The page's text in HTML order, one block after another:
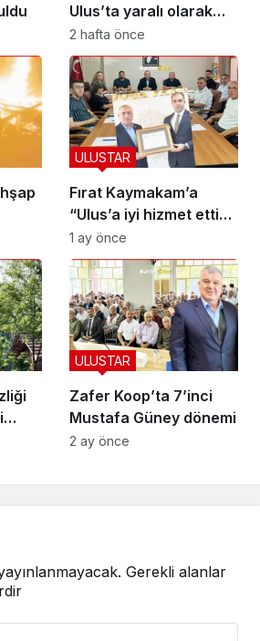
Ulus’ta yaralı olarak
kurtarıldı
2 hafta önce
Fırat Kaymakam’a
“Ulus’a iyi hizmet ettin”
beratı
ULUSTAR
1 ay önce
Zafer Koop’ta 7’inci
Mustafa Güney dönemi
ULUSTAR
2 ay önce
Gerekli alanlar